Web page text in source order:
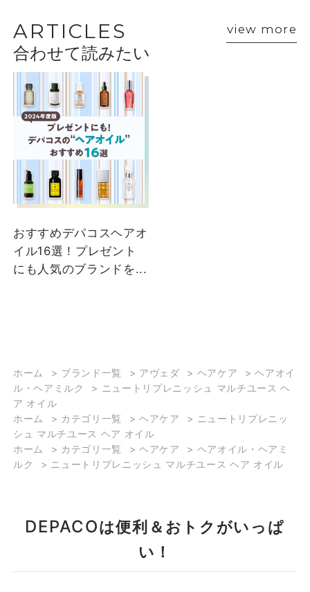
VOICE
ショップスタッフ・ブランド担当者のおすす
めをご紹介
ARTICLES view more
合わせて読みたい
おすすめデパコスヘアオ
イル16選！プレゼント
にも人気のブランドを...
ホーム > ブランド一覧 > アヴェダ > ヘアケア >ヘアオイ
ル・ヘアミルク
> ニュートリプレニッシュ マルチユース ヘ
ア オイル
ホーム
> カテゴリ一覧 >ヘアケア > ニュートリプレニッ
シュ マルチユース ヘア オイル
ホーム
> カテゴリ一覧 >ヘアケア > ヘアオイル・ヘアミ
ルク
> ニュートリプレニッシュ マルチユース ヘア オイル
DEPACOは便利＆おトクがいっぱ
い！